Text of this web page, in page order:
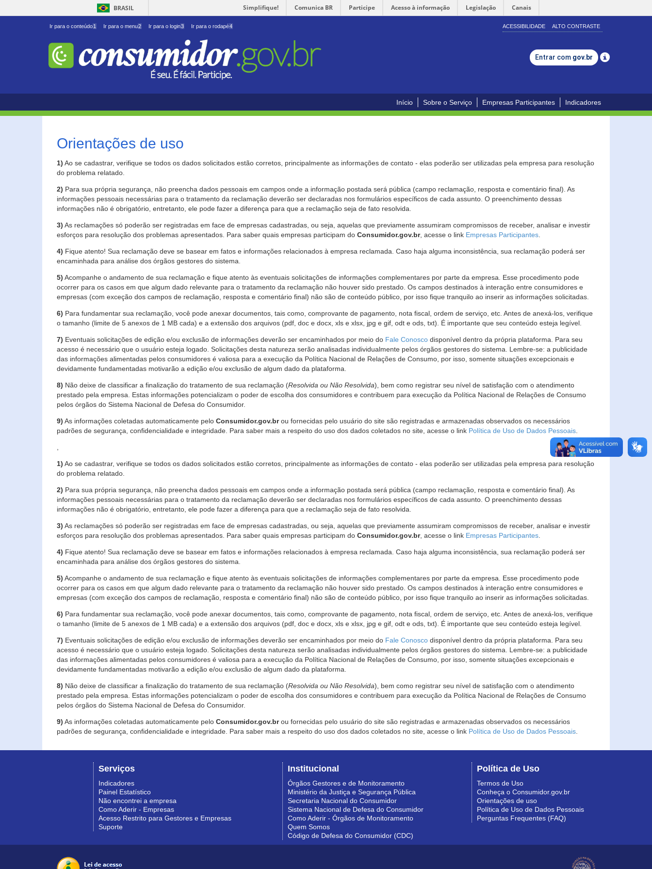
BRASIL Simplifique! Comunica BR Participe Acesso à informação Legislação Canais
Ir para o conteúdo1 Ir para o menu2 Ir para o login3 Ir para o rodapé4 ACESSIBILIDADE ALTO CONTRASTE
Entrar com gov.br
Início Sobre o Serviço Empresas Participantes Indicadores
Orientações de uso
1) Ao se cadastrar, verifique se todos os dados solicitados estão corretos, principalmente as informações de contato - elas poderão ser utilizadas pela empresa para resolução
do problema relatado.
2) Para sua própria segurança, não preencha dados pessoais em campos onde a informação postada será pública (campo reclamação, resposta e comentário final). As
informações pessoais necessárias para o tratamento da reclamação deverão ser declaradas nos formulários específicos de cada assunto. O preenchimento dessas
informações não é obrigatório, entretanto, ele pode fazer a diferença para que a reclamação seja de fato resolvida.
3) As reclamações só poderão ser registradas em face de empresas cadastradas, ou seja, aquelas que previamente assumiram compromissos de receber, analisar e investir
esforços para resolução dos problemas apresentados. Para saber quais empresas participam do Consumidor.gov.br, acesse o link Empresas Participantes
4) Fique atento! Sua reclamação deve se basear em fatos e informações relacionados à empresa reclamada. Caso haja alguma inconsistência, sua reclamação poderá ser
encaminhada para análise dos órgãos gestores do sistema.
5) Acompanhe o andamento de sua reclamação e fique atento às eventuais solicitações de informações complementares por parte da empresa. Esse procedimento pode
ocorrer para os casos em que algum dado relevante para o tratamento da reclamação não houver sido prestado. Os campos destinados à interação entre consumidores e
empresas (com exceção dos campos de reclamação, resposta e comentário final) não são de conteúdo público, por isso fique tranquilo ao inserir as informações solicitadas.
6) Para fundamentar sua reclamação, você pode anexar documentos, tais como, comprovante de pagamento, nota fiscal, ordem de serviço, etc. Antes de anexá-los, verifique
o tamanho (limite de 5 anexos de 1 MB cada) e a extensão dos arquivos (pdf, doc e docx, xls e xlsx, jpg e gif, odt e ods, txt). É importante que seu conteúdo esteja legível.
7) Eventuais solicitações de edição e/ou exclusão de informações deverão ser encaminhados por meio do Fale Conosco disponível dentro da própria plataforma. Para seu
acesso é necessário que o usuário esteja logado. Solicitações desta natureza serão analisadas individualmente pelos órgãos gestores do sistema. Lembre-se: a publicidade
das informações alimentadas pelos consumidores é valiosa para a execução da Política Nacional de Relações de Consumo, por isso, somente situações excepcionais e
devidamente fundamentadas motivarão a edição e/ou exclusão de algum dado da plataforma.
8) Não deixe de classificar a finalização do tratamento de sua reclamação (Resolvida ou Não Resolvida), bem como registrar seu nível de satisfação com o atendimento
prestado pela empresa. Estas informações potencializam o poder de escolha dos consumidores e contribuem para execução da Política Nacional de Relações de Consumo
pelos órgãos do Sistema Nacional de Defesa do Consumidor.
9) As informações coletadas automaticamente pelo Consumidor.gov.brou fornecidas pelo usuário do site são registradas e armazenadas observados os necessários
padrões de segurança, confidencialidade e integridade. Para saber mais a respeito do uso dos dados coletados no site, acesse o link Política de Uso de Dados Pessoais
1) Ao se cadastrar, verifique se todos os dados solicitados estão corretos, principalmente as informações de contato - elas poderão ser utilizadas pela empresa para resolução
do problema relatado.
2) Para sua própria segurança, não preencha dados pessoais em campos onde a informação postada será pública (campo reclamação, resposta e comentário final). As
informações pessoais necessárias para o tratamento da reclamação deverão ser declaradas nos formulários específicos de cada assunto. O preenchimento dessas
informações não é obrigatório, entretanto, ele pode fazer a diferença para que a reclamação seja de fato resolvida.
3) As reclamações só poderão ser registradas em face de empresas cadastradas, ou seja, aquelas que previamente assumiram compromissos de receber, analisar e investir
esforços para resolução dos problemas apresentados. Para saber quais empresas participam do Consumidor.gov.br, acesse o link Empresas Participantes
4) Fique atento! Sua reclamação deve se basear em fatos e informações relacionados à empresa reclamada. Caso haja alguma inconsistência, sua reclamação poderá ser
encaminhada para análise dos órgãos gestores do sistema.
5) Acompanhe o andamento de sua reclamação e fique atento às eventuais solicitações de informações complementares por parte da empresa. Esse procedimento pode
ocorrer para os casos em que algum dado relevante para o tratamento da reclamação não houver sido prestado. Os campos destinados à interação entre consumidores e
empresas (com exceção dos campos de reclamação, resposta e comentário final) não são de conteúdo público, por isso fique tranquilo ao inserir as informações solicitadas.
6) Para fundamentar sua reclamação, você pode anexar documentos, tais como, comprovante de pagamento, nota fiscal, ordem de serviço, etc. Antes de anexá-los, verifique
o tamanho (limite de 5 anexos de 1 MB cada) e a extensão dos arquivos (pdf, doc e docx, xls e xlsx, jpg e gif, odt e ods, txt). É importante que seu conteúdo esteja legível.
7) Eventuais solicitações de edição e/ou exclusão de informações deverão ser encaminhados por meio do Fale Conosco disponível dentro da própria plataforma. Para seu
acesso é necessário que o usuário esteja logado. Solicitações desta natureza serão analisadas individualmente pelos órgãos gestores do sistema. Lembre-se: a publicidade
das informações alimentadas pelos consumidores é valiosa para a execução da Política Nacional de Relações de Consumo, por isso, somente situações excepcionais e
devidamente fundamentadas motivarão a edição e/ou exclusão de algum dado da plataforma.
8) Não deixe de classificar a finalização do tratamento de sua reclamação (Resolvida ou Não Resolvida), bem como registrar seu nível de satisfação com o atendimento
prestado pela empresa. Estas informações potencializam o poder de escolha dos consumidores e contribuem para execução da Política Nacional de Relações de Consumo
pelos órgãos do Sistema Nacional de Defesa do Consumidor.
9) As informações coletadas automaticamente pelo Consumidor.gov.brou fornecidas pelo usuário do site são registradas e armazenadas observados os necessários
padrões de segurança, confidencialidade e integridade. Para saber mais a respeito do uso dos dados coletados no site, acesse o link Política de Uso de Dados Pessoais
Serviços
Indicadores
Painel Estatístico
Não encontrei a empresa
Como Aderir - Empresas
Acesso Restrito para Gestores e Empresas
Suporte
Institucional
Órgãos Gestores e de Monitoramento
Ministério da Justiça e Segurança Pública
Secretaria Nacional do Consumidor
Sistema Nacional de Defesa do Consumidor
Como Aderir - Órgãos de Monitoramento
Quem Somos
Código de Defesa do Consumidor (CDC)
Política de Uso
Termos de Uso
Conheça o Consumidor.gov.br
Orientações de uso
Política de Uso de Dados Pessoais
Perguntas Frequentes (FAQ)